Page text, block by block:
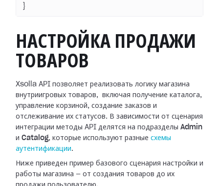
}
НАСТРОЙКА ПРОДАЖИ
ТОВАРОВ
Xsolla API позволяет реализовать логику магазина
внутриигровых товаров, включая получение каталога,
управление корзиной, создание заказов и
отслеживание их статусов. В зависимости от сценария
интеграции методы API делятся на подразделы Admin
и Catalog, которые используют разные схемы
аутентификации.
Ниже приведен пример базового сценария настройки и
работы магазина — от создания товаров до их